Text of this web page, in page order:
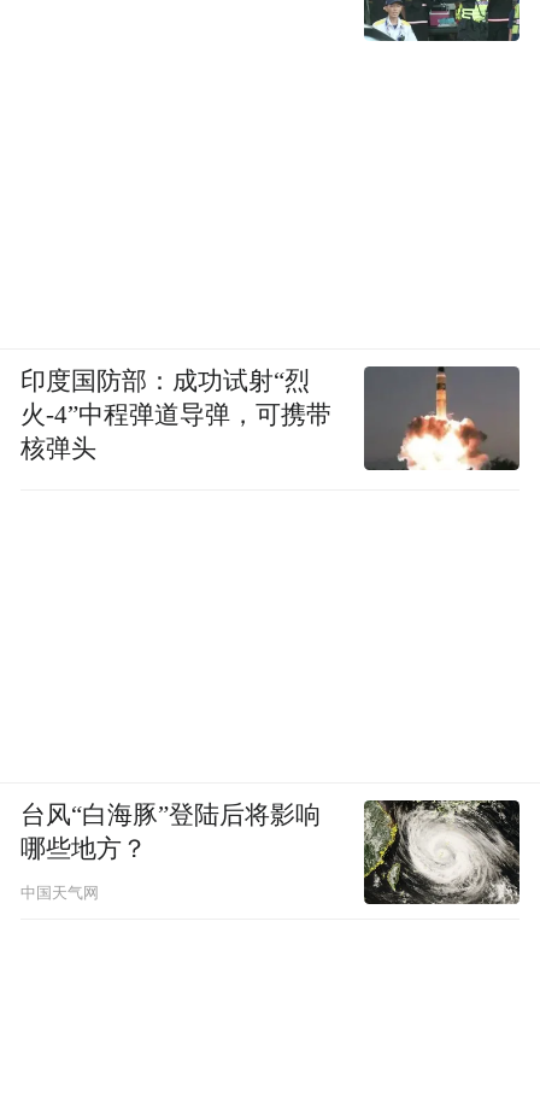
印度国防部：成功试射“烈
火-4”中程弹道导弹，可携带
核弹头
台风“白海豚”登陆后将影响
哪些地方？
中国天气网